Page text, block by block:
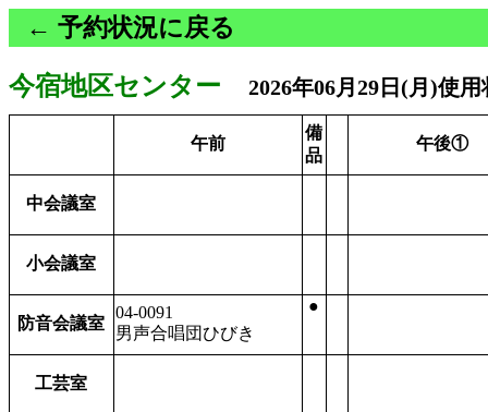
← 予約状況に戻る
今宿地区センター 2026年06月29日(月)使用
午前
備
品
午後①
中会議室
小会議室
防音会議室
04-0091
男声合唱団ひびき
●
工芸室